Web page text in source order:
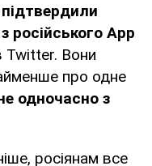
підтвердили
російського App
Twitter. Вони
про одне
одночасно з
росіянам все